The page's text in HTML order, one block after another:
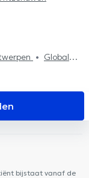
Global
De
Dr. Cruz Conde
bijstaat vanaf de